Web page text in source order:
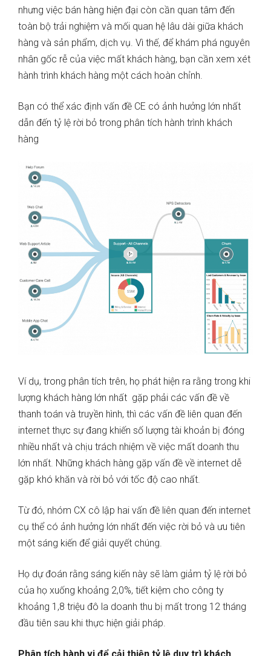
nhưng việc bán hàng hiện đại còn cần quan tâm đến
toàn bộ trải nghiệm và mối quan hệ lâu dài giữa khách
hàng và sản phẩm, dịch vụ. Vì thế, để khám phá nguyên
nhân gốc rễ của việc mất khách hàng, bạn cần xem xét
hành trình khách hàng một cách hoàn chỉnh.
Bạn có thể xác định vấn đề CE có ảnh hưởng lớn nhất
dẫn đến tỷ lệ rời bỏ trong phân tích hành trình khách
hàng
Ví dụ, trong phân tích trên, họ phát hiện ra rằng trong khi
lượng khách hàng lớn nhất gặp phải các vấn đề về
thanh toán và truyền hình, thì các vấn đề liên quan đến
internet thực sự đang khiến số lượng tài khoản bị đóng
nhiều nhất và chịu trách nhiệm về việc mất doanh thu
lớn nhất. Những khách hàng gặp vấn đề về internet dễ
gặp khó khăn và rời bỏ với tốc độ cao nhất.
Từ đó, nhóm CX cô lập hai vấn đề liên quan đến internet
cụ thể có ảnh hưởng lớn nhất đến việc rời bỏ và ưu tiên
một sáng kiến để giải quyết chúng.
Họ dự đoán rằng sáng kiến này sẽ làm giảm tỷ lệ rời bỏ
của họ xuống khoảng 2,0%, tiết kiệm cho công ty
khoảng 1,8 triệu đô la doanh thu bị mất trong 12 tháng
đầu tiên sau khi thực hiện giải pháp.